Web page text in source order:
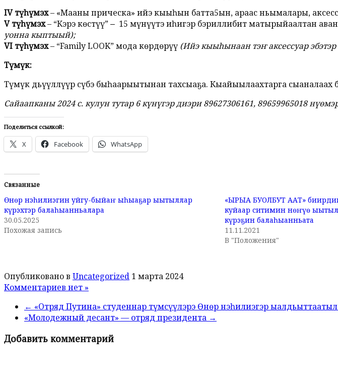
IV түһүмэх– «Мааны прическа» ийэ кыыһын батта5ын, араас ньымалары,
V түһүмэх– “Кэрэ көстүү” ‒ 15 мүнүүтэ иһигэр бэриллибит матырыйаалтан
уонна кыптыый);
VI түһүмэх– “Family LOOK” мода көрдөрүү(Ийэ кыыһынаан тэҥ аксессуар
Түмүк:
Түмүк дьүүллүүр сүбэ быһаарыытынан тахсыаҕа. Кыайыылаахтарга сыаналаах
Сайаапканы 2024 с. кулун тутар 6 күнүгэр диэри 89627306161, 89659965018
Поделиться ссылкой:
X Facebook WhatsApp
Связанные
Өнөр нэһилиэгин уйгу-быйаҥ ыһыаҕар ыытыллар
күрэхтэр балаһыанньалара
30.05.2025
Похожая запись
«ЫРЫА БУОЛБУТ ААТ»
куйаар ситимин нөҥүө
күрэҕин балаһыанньата
11.11.2021
В "Положения"
Опубликовано в Uncategorized 1 марта 2024
Комментариев нет »
← «Отряд Путина» студеннар түмсүүлэрэ Өнөр нэһилиэгэр
«Молодежный десант» — отряд президента →
Добавить комментарий